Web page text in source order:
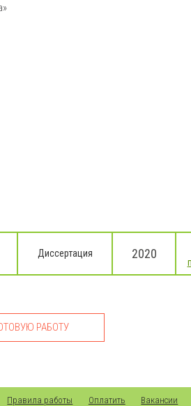
Диссертация 2020
РАБОТУ
Правила работы Оплатить Вакансии